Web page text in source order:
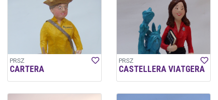
PRSZ
CARTERA
PRSZ
CASTELLERA VIATGERA